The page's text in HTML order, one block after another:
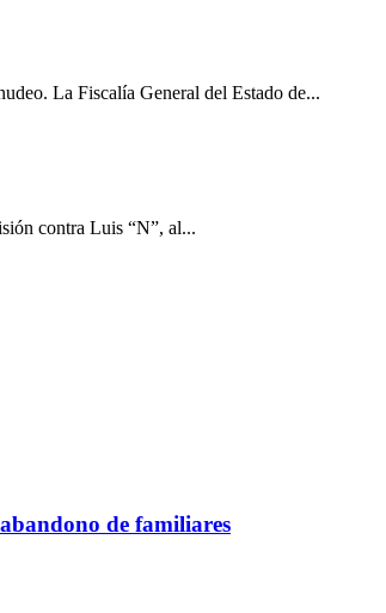
La Fiscalía General del Estado de...
contra Luis “N”, al...
de familiares